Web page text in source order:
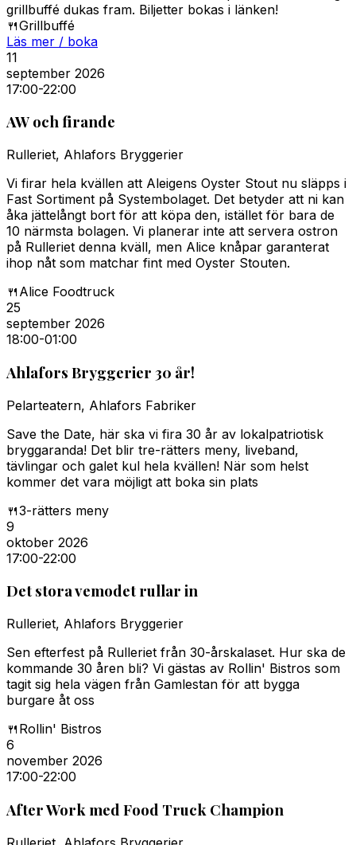
grillbuffé dukas fram. Biljetter bokas i länken!
🍴Grillbuffé
Läs mer / boka
11
september 2026
17:00-22:00
AW och firande
Rulleriet, Ahlafors Bryggerier
Vi firar hela kvällen att Aleigens Oyster Stout nu släpps i
Fast Sortiment på Systembolaget. Det betyder att ni kan
åka jättelångt bort för att köpa den, istället för bara de
10 närmsta bolagen. Vi planerar inte att servera ostron
på Rulleriet denna kväll, men Alice knåpar garanterat
ihop nåt som matchar fint med Oyster Stouten.
🍴 Alice Foodtruck
25
september 2026
18:00-01:00
Ahlafors Bryggerier 30 år!
Pelarteatern, Ahlafors Fabriker
Save the Date, här ska vi fira 30 år av lokalpatriotisk
bryggaranda! Det blir tre-rätters meny, liveband,
tävlingar och galet kul hela kvällen! När som helst
kommer det vara möjligt att boka sin plats
🍴3-rätters meny
9
oktober 2026
17:00-22:00
Det stora vemodet rullar in
Rulleriet, Ahlafors Bryggerier
Sen efterfest på Rulleriet från 30-årskalaset. Hur ska de
kommande 30 åren bli? Vi gästas av Rollin' Bistros som
tagit sig hela vägen från Gamlestan för att bygga
burgare åt oss
🍴 Rollin' Bistros
6
november 2026
17:00-22:00
After Work med Food Truck Champion